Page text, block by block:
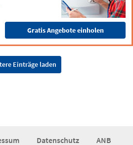
Gratis Angebote einholen
Einträge laden
Datenschutz ANB